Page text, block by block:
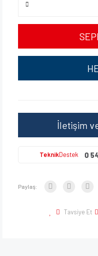
İletişim
TeknikDestek 0
Paylaş:
Tavsiye Et